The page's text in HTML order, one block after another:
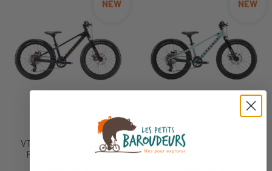
VTT Commencal enfant
Ramones 20'' - Black
NEW
VTT Commencal enfant
Ramones 20'' - Green
NEW